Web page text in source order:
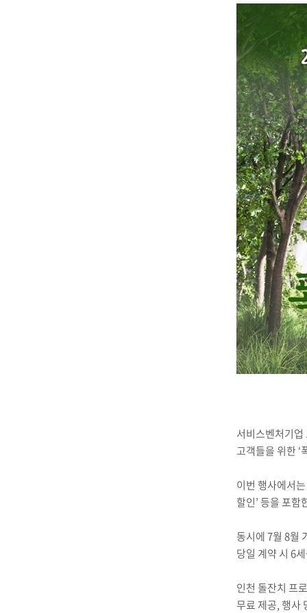
서비스벤처기
고객들을 위한
이번 행사에서
할인’ 등을 포함
동시에 7월 8월
당일 계약 시 6
인천 돌잔치 프
무료 제공, 행사